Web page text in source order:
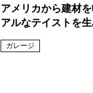
アメリカから建材
アルなテイストを生
ガレージ